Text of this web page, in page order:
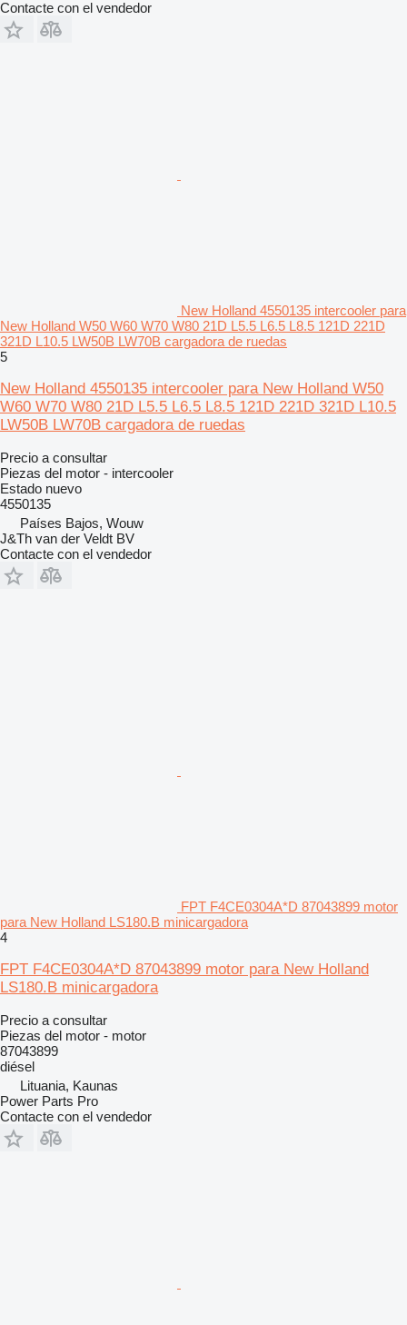
Contacte con el vendedor
New Holland 4550135 intercooler para
New Holland W50 W60 W70 W80 21D L5.5 L6.5 L8.5 121D 221D
321D L10.5 LW50B LW70B cargadora de ruedas
5
New Holland 4550135 intercooler para New Holland W50
W60 W70 W80 21D L5.5 L6.5 L8.5 121D 221D 321D L10.5
LW50B LW70B cargadora de ruedas
Precio a consultar
Piezas del motor - intercooler
Estado nuevo
4550135
Países Bajos, Wouw
J&Th van der Veldt BV
Contacte con el vendedor
FPT F4CE0304A*D 87043899 motor
para New Holland LS180.B minicargadora
4
FPT F4CE0304A*D 87043899 motor para New Holland
LS180.B minicargadora
Precio a consultar
Piezas del motor - motor
87043899
diésel
Lituania, Kaunas
Power Parts Pro
Contacte con el vendedor